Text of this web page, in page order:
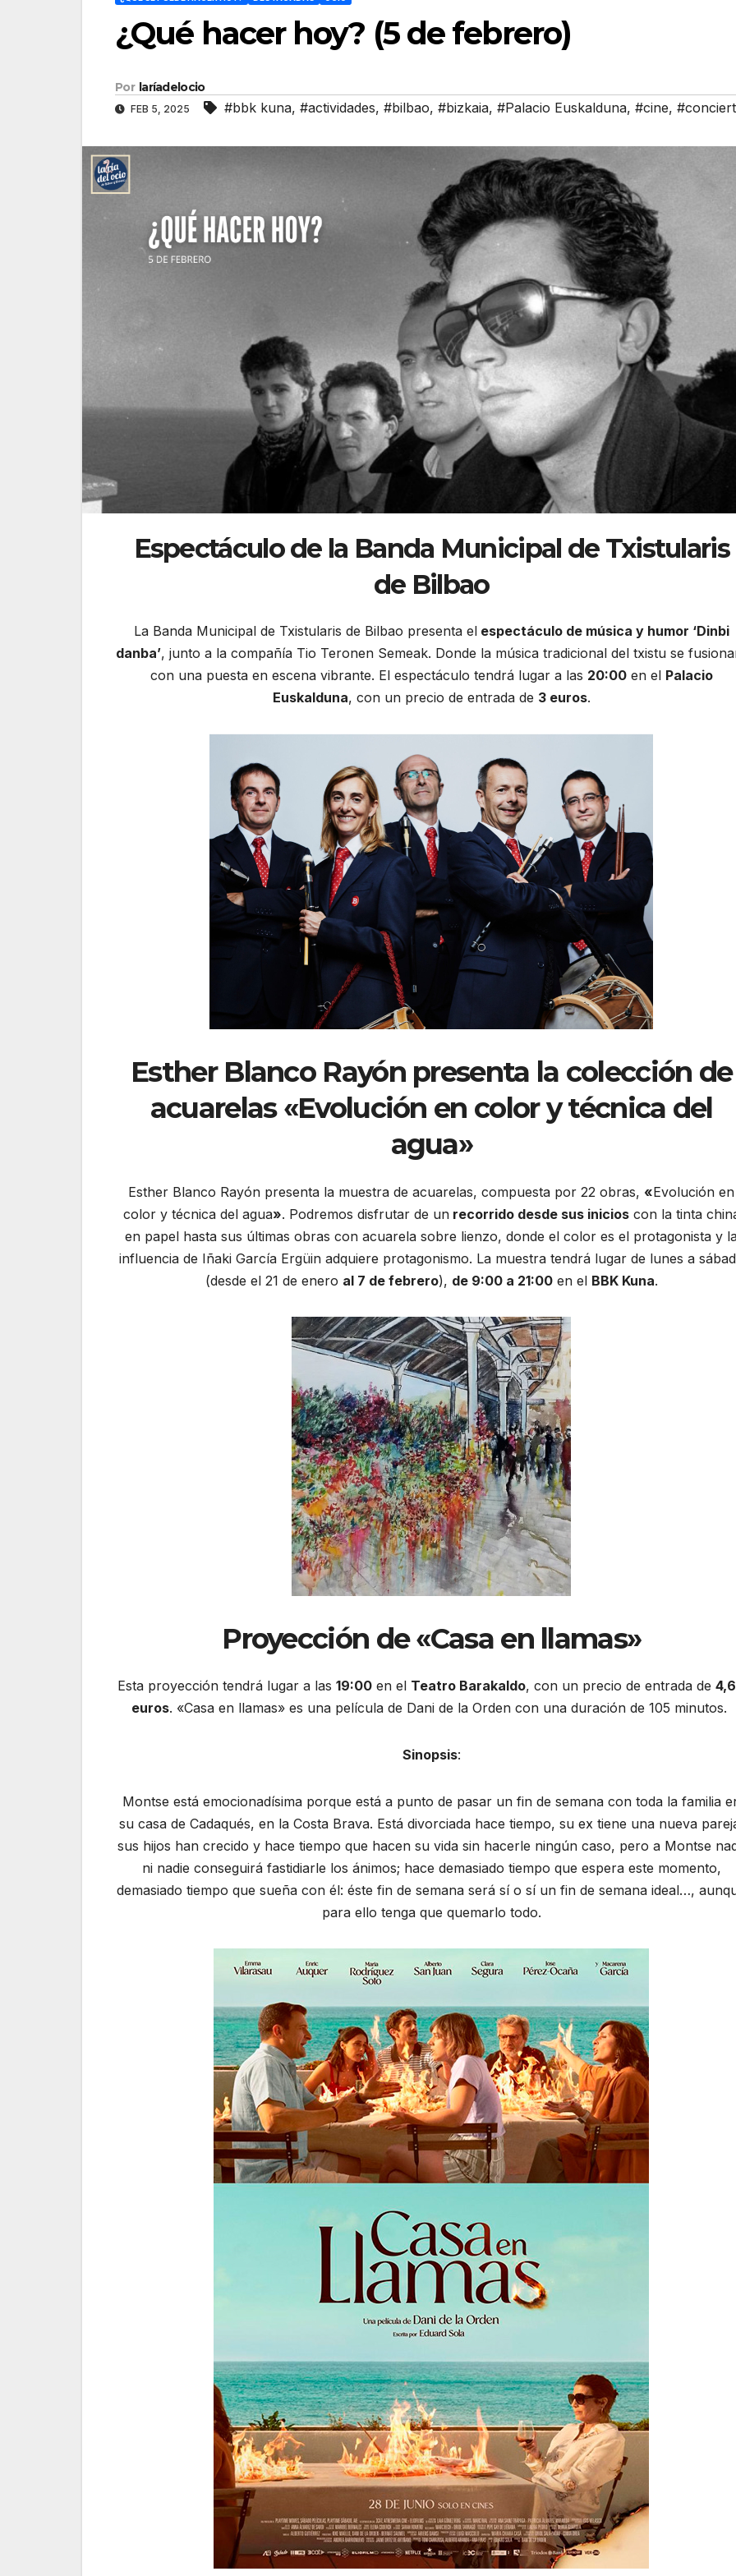
¿Qué hacer hoy? (5 de febrero)
Por laríadelocio
FEB 5, 2025 #bbk kuna, #actividades, #bilbao, #bizkaia, #Palacio Euskalduna, #cine,
Espectáculo de la Banda Municipal de Txistularis
de Bilbao
La Banda Municipal de Txistularis de Bilbao presenta elespectáculo de música y humor ‘Dinbi
danba’, junto a la compañía Tio Teronen Semeak. Donde la música tradicional del txistu se
con una puesta en escena vibrante. El espectáculo tendrá lugar a las 20:00en el Palacio
Euskalduna, con un precio de entrada de 3 euros.
Esther Blanco Rayón presenta la colección de
acuarelas «Evolución en color y técnica del
agua»
Esther Blanco Rayón presenta la muestra de acuarelas, compuesta por 22 obras, «Evolución en
color y técnica del agua». Podremos disfrutar de unrecorrido desde sus inicioscon la tinta
en papel hasta sus últimas obras con acuarela sobre lienzo, donde el color es el protagonista y
influencia de Iñaki García Ergüin adquiere protagonismo. La muestra tendrá lugar de lunes a
(desde el 21 de enero al 7 de febrero), de 9:00 a 21:00en el BBK Kuna.
Proyección de «Casa en llamas»
Esta proyección tendrá lugar a las19:00 en el Teatro Barakaldo, con un precio de entrada de
euros. «Casa en llamas» es una película de Dani de la Orden con una duración de 105 minutos.
Sinopsis:
Montse está emocionadísima porque está a punto de pasar un fin de semana con toda la familia
su casa de Cadaqués, en la Costa Brava. Está divorciada hace tiempo, su ex tiene una nueva
sus hijos han crecido y hace tiempo que hacen su vida sin hacerle ningún caso, pero a Montse
ni nadie conseguirá fastidiarle los ánimos; hace demasiado tiempo que espera este momento,
demasiado tiempo que sueña con él: éste fin de semana será sí o sí un fin de semana ideal…,
para ello tenga que quemarlo todo.